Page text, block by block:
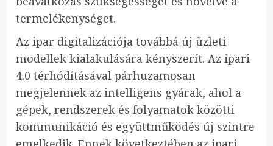
termelékenységet.
Az ipar digitalizációja továbbá új üzleti
modellek kialakulására kényszerít. Az ipari
4.0 térhódításával párhuzamosan
megjelennek az intelligens gyárak, ahol a
gépek, rendszerek és folyamatok közötti
kommunikáció és együttműködés új szintre